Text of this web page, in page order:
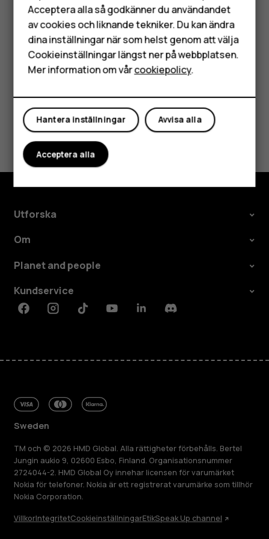
Tillbehör
HMD Terra M
Surfplattor
nummerbegränsning eller begränsad grupp.
Prova att ringa ett Internetsamtal om du har åtkomst
till Internet men mobilnätverket inte är tillgängligt.
Var detta till hjälp?
Ja Nej
Utforska
Om
Planet and people
Kundservice
FacebookInstagramTiktokYoutubeLinkedinDiscord
Sweden
TM och © 2026 HMD Global. Alla rättigheter förbehålls. Bertel
Jungin aukio 9, 02600 Esbo, Finland. Organisationsnummer
2724044-2. HMD Global Oy innehar licensen för varumärket
Nokia för telefoner. Nokia är ett registrerat varumärke som tillhör
Nokia Corporation.
VillkorIntegritetCookieinställningarEtikSpeak Up channel
Acceptera alla så godkänner du användandet
av cookies och liknande tekniker. Du kan ändra
dina inställningar när som helst genom att välja
Cookieinställningar längst ner på webbplatsen.
Mer information om vårcookiepolicy.
Avvisa alla
Hantera inställningar
Acceptera alla